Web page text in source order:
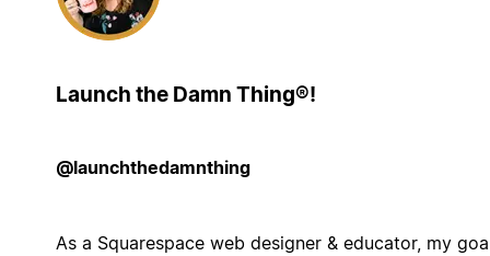
Launch the Damn Thing®!
@launchthedamnthing
As a Squarespace web designer & educator, my